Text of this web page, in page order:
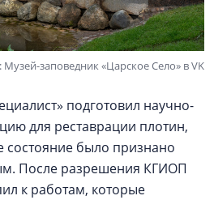
Музей-заповедник «Царское Село» в VK
подготовил научно-
для реставрации плотин,
состояние было признано
После разрешения КГИОП
к работам, которые